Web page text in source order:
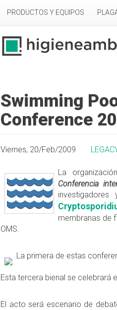
PRODUCTOS Y EQUIPOS
Swimming
Conference
Viernes, 20/Feb/2009
La
Conferencia
membranas de
OMS.
La primera de estas
Esta tercera bienal se celebrará
El acto será escenario de